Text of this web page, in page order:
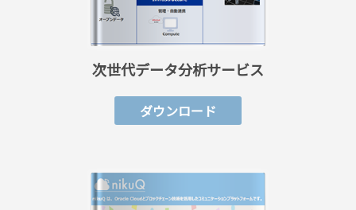
次世代データ分析サービス
ダウンロード